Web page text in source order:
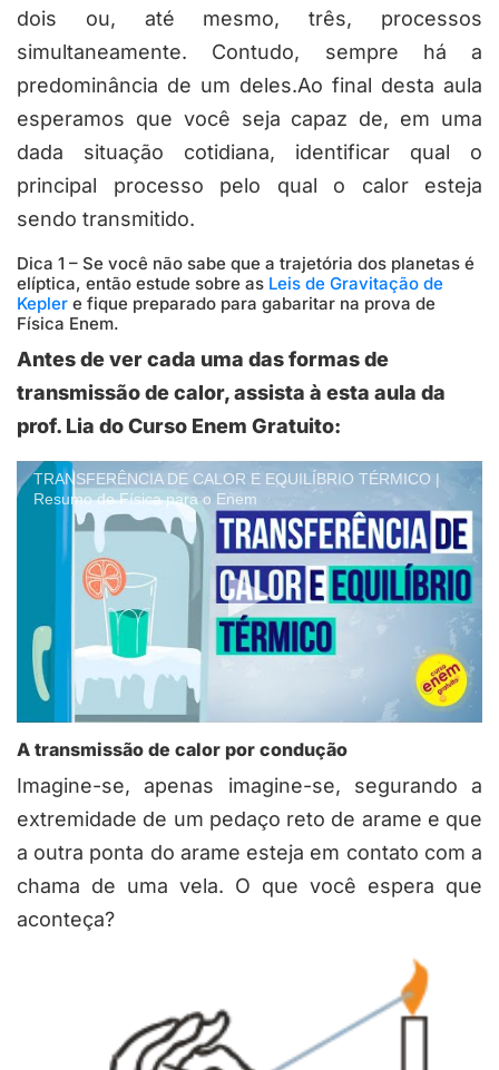
dois ou, até mesmo, três, processos
simultaneamente. Contudo, sempre há a
predominância de um deles.Ao final desta aula
esperamos que você seja capaz de, em uma
dada situação cotidiana, identificar qual o
principal processo pelo qual o calor esteja
sendo transmitido.
Dica 1 – Se você não sabe que a trajetória dos planetas é
elíptica, então estude sobre as Leis de Gravitação de
Kepler e fique preparado para gabaritar na prova de
Física Enem.
Antes de ver cada uma das formas de
transmissão de calor, assista à esta aula da
prof. Lia do Curso Enem Gratuito:
TRANSFERÊNCIA DE CALOR E EQUILÍBRIO TÉRMICO |
Resumo de Física para o Enem
A transmissão de calor por condução
Imagine-se, apenas imagine-se, segurando a
extremidade de um pedaço reto de arame e que
a outra ponta do arame esteja em contato com a
chama de uma vela. O que você espera que
aconteça?